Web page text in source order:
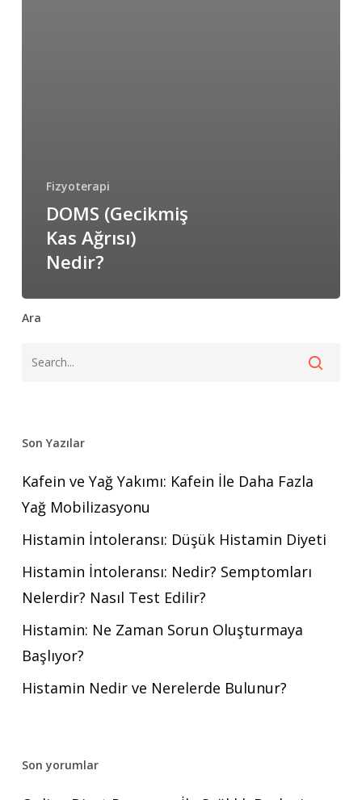
Fizyoterapi
DOMS (Gecikmiş
Kas Ağrısı)
Nedir?
Ara
Son Yazılar
Kafein ve Yağ Yakımı: Kafein İle Daha Fazla
Yağ Mobilizasyonu
Histamin İntoleransı: Düşük Histamin Diyeti
Histamin İntoleransı: Nedir? Semptomları
Nelerdir? Nasıl Test Edilir?
Histamin: Ne Zaman Sorun Oluşturmaya
Başlıyor?
Histamin Nedir ve Nerelerde Bulunur?
Son yorumlar